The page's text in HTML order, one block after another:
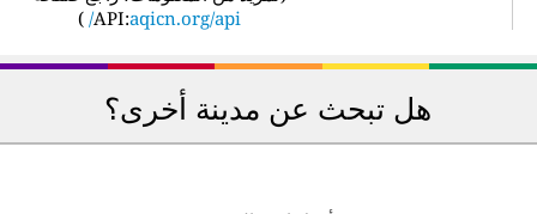
API:aqicn.org/api/
)
هل تبحث عن مدينة أخرى؟